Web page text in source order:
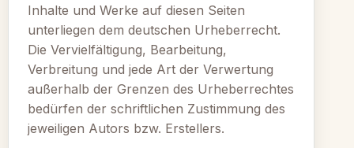
Inhalte und Werke auf diesen Seiten
unterliegen dem deutschen Urheberrecht.
Die Vervielfältigung, Bearbeitung,
Verbreitung und jede Art der Verwertung
außerhalb der Grenzen des Urheberrechtes
bedürfen der schriftlichen Zustimmung des
jeweiligen Autors bzw. Erstellers.